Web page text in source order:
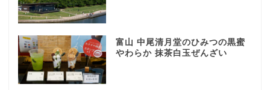
富山 中尾清月堂のひみつの黒蜜
やわらか 抹茶白玉ぜんざい